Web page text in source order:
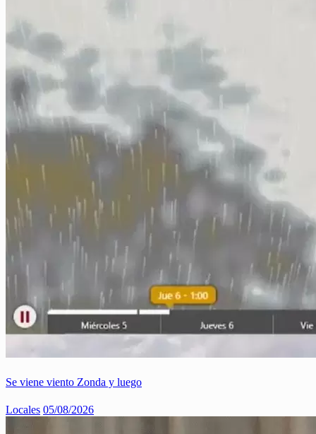
Se viene viento Zonda y luego
Locales 05/08/2026